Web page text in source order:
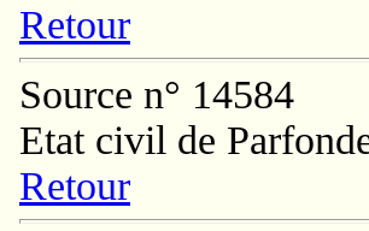
Retour
Source n° 14584
Etat civil de
Retour